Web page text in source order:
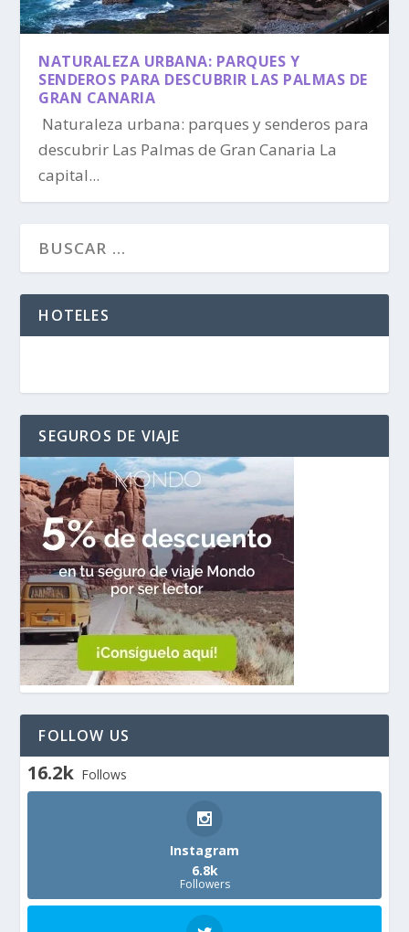
NATURALEZA URBANA: PARQUES Y
SENDEROS PARA DESCUBRIR LAS PALMAS DE
GRAN CANARIA
Naturaleza urbana: parques y senderos para
descubrir Las Palmas de Gran Canaria La
capital...
HOTELES
SEGUROS DE VIAJE
FOLLOW US
16.2k Follows
Instagram
6.8k
Followers